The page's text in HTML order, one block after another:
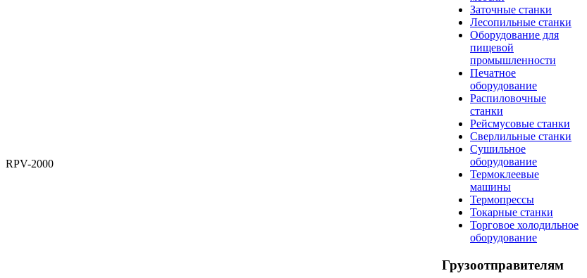
RPV-2000
Заточные станки
Лесопильные станки
Оборудование для
пищевой
промышленности
Печатное
оборудование
Распиловочные
станки
Рейсмусовые станки
Сверлильные станки
Сушильное
оборудование
Термоклеевые
машины
Термопрессы
Токарные станки
Торговое холодильное
оборудование
Грузоотправителям